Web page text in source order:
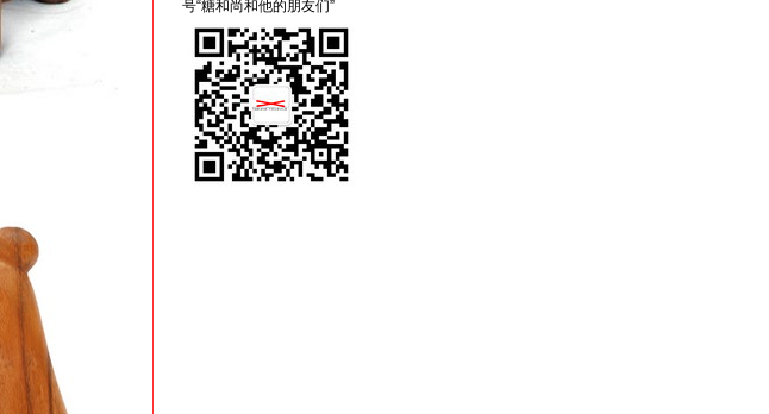
号“糖和尚和他的朋友们”